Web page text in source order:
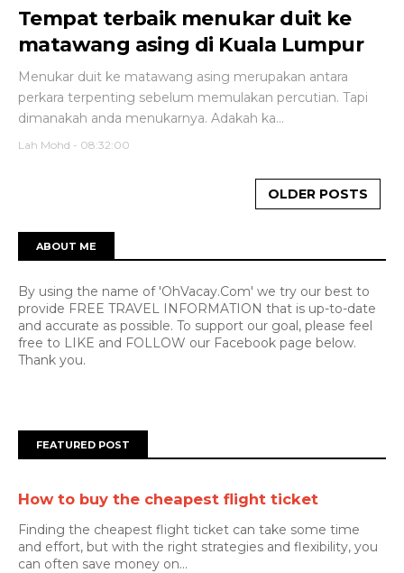
Tempat terbaik menukar duit ke
matawang asing di Kuala Lumpur
Menukar duit ke matawang asing merupakan antara
perkara terpenting sebelum memulakan percutian. Tapi
dimanakah anda menukarnya. Adakah ka...
Lah Mohd - 08:32:00
OLDER POSTS
ABOUT ME
By using the name of 'OhVacay.Com' we try our best to
provide FREE TRAVEL INFORMATION that is up-to-date
and accurate as possible. To support our goal, please feel
free to LIKE and FOLLOW our Facebook page below.
Thank you.
FEATURED POST
How to buy the cheapest flight ticket
Finding the cheapest flight ticket can take some time
and effort, but with the right strategies and flexibility, you
can often save money on...